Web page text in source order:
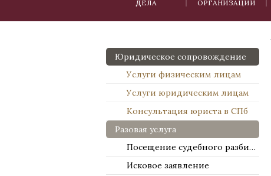
ДЕЛА
ОРГАНИЗАЦИИ
Юридическое сопровождение
Услуги физическим лицам
Услуги юридическим лицам
Консультация юриста в СПб
Разовая услуга
Посещение судебного разбирательства
Исковое заявление